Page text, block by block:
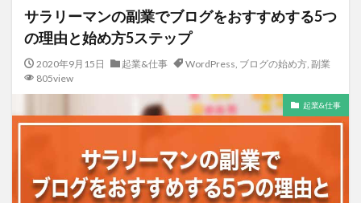
サラリーマンの副業でブログをおすすめする5つ
の理由と始め方5ステップ
2020年9月15日 起業&仕事 WordPress, ブログの始め方, 副業
805view
起業&仕事